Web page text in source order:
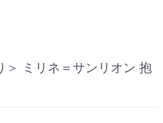
＞ ミリネ＝サンリオン 抱